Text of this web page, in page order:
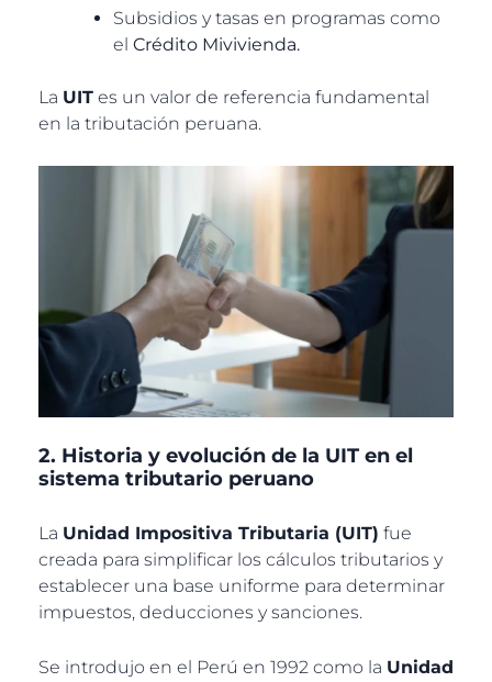
Subsidios y tasas en programas como
el Crédito Mivivienda.
La UIT es un valor de referencia fundamental
en la tributación peruana.
2. Historia y evolución de la UIT en el
sistema tributario peruano
La Unidad Impositiva Tributaria (UIT) fue
creada para simplificar los cálculos tributarios y
establecer una base uniforme para determinar
impuestos, deducciones y sanciones.
Se introdujo en el Perú en 1992 como la Unidad